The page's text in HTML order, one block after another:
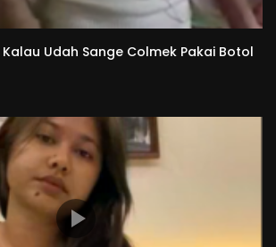
Udah Sange Colmek Pakai Botol